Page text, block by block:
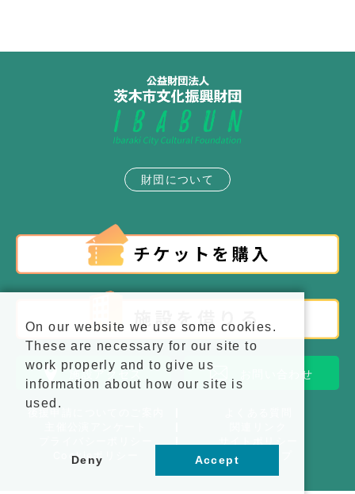
財団について
施設アクセス お問い合わせ
Cookieポリシー
サイトマップ
On our website we use some cookies.
These are necessary for our site to
work properly and to give us
information about how our site is
used.
Deny Accept